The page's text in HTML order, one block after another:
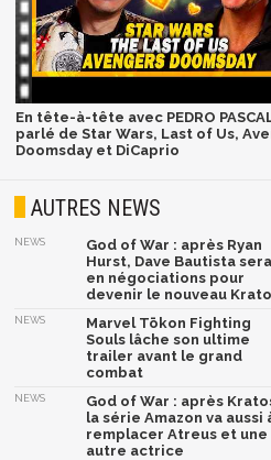
En tête-à-tête avec PEDRO
parlé de Star Wars, Last of Us,
Doomsday et DiCaprio
AUTRES NEWS
NEWS
God of War : après Ryan
Hurst, Dave Bautista
en négociations pour
devenir le nouveau
NEWS
Marvel Tōkon Fighting
Souls lâche son ultime
trailer avant le grand
combat
NEWS
God of War : après
la série Amazon va aussi
remplacer Atreus et une
autre actrice